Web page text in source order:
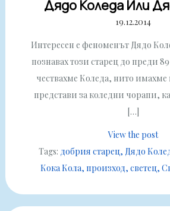
Дядо Коледа Или
19.12.2014
Интересен е феноменът Дядо
познавах този старец до преди
чествахме Коледа, нито имахме
представи за коледни чорапи,
[…]
View the post
Tags: добрия старец Дядо
Кока Кола произход светец